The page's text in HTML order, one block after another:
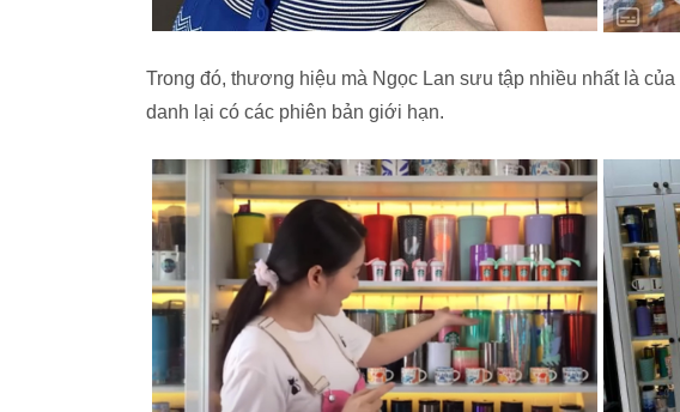
Trong đó, thương hiệu mà Ngọc Lan sưu tập nhiều nhất là
danh lại có các phiên bản giới hạn.